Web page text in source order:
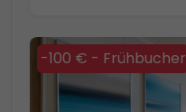
-100 € - Frühbucher